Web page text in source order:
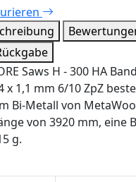
Saws H - 300 HA
x 1,1 mm 6/10 ZpZ
Bi-Metall von
von 3920 mm, eine
g.